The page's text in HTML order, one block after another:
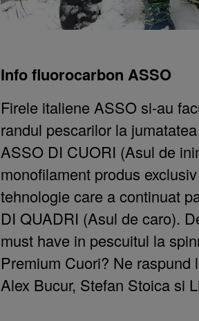
Info fluorocarbon ASSO
Firele italiene ASSO si-au
randul pescarilor la
ASSO DI CUORI (Asul de
monofilament produs
tehnologie care a continuat
DI QUADRI (Asul de caro).
must have in pescuitul la
Premium Cuori? Ne
Alex Bucur, Stefan Stoica si